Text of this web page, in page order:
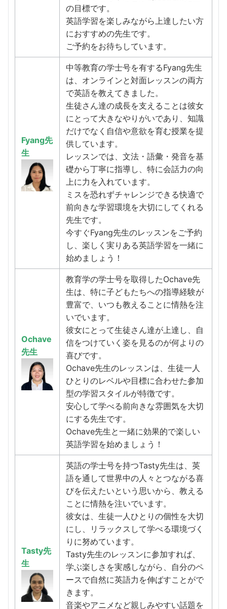
の目標です。
英語学習を楽しみながら上達したい方
におすすめの先生です。
ご予約をお待ちしています。
Fyang先
生
中等教育の学士号を有するFyang先生
は、オンラインと対面レッスンの両方
で英語を教えてきました。
生徒さん達の成長を支えることは彼女
にとって大きなやりがいであり、知識
だけでなく自信や意欲を育む授業を提
供しています。
レッスンでは、文法・語彙・発音を基
礎から丁寧に指導し、特に会話力の向
上に力を入れています。
ミスを恐れずチャレンジできる快適で
前向きな学習環境を大切にしてくれる
先生です。
今すぐFyang先生のレッスンをご予約
し、楽しく実りある英語学習を一緒に
始めましょう！
Ochave
先生
教育学の学士号を取得したOchave先
生は、特に子どもたちへの指導経験が
豊富で、いつも教えることに情熱を注
いでいます。
彼女にとって生徒さん達が上達し、自
信をつけていく姿を見るのが何よりの
喜びです。
Ochave先生のレッスンは、生徒一人
ひとりのレベルや目標に合わせた参加
型の学習スタイルが特徴です。
安心して学べる前向きな雰囲気を大切
にする先生です。
Ochave先生と一緒に効果的で楽しい
英語学習を始めましょう！
Tasty先
生
英語の学士号を持つTasty先生は、英
語を通して世界中の人々とつながる喜
びを伝えたいという思いから、教える
ことに情熱を注いでいます。
彼女は、生徒一人ひとりの個性を大切
にし、リラックスして学べる環境づく
りに努めています。
Tasty先生のレッスンに参加すれば、
学ぶ楽しさを実感しながら、自分のペ
ースで自然に英語力を伸ばすことがで
きます。
音楽やアニメなど親しみやすい話題を